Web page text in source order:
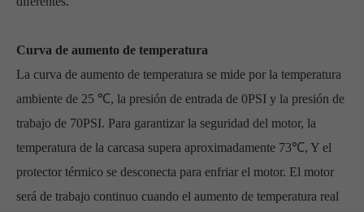
Curva de aumento de temperatura
La curva de aumento de temperatura se mide por la temperatura
ambiente de 25 ℃, la presión de entrada de 0PSI y la presión de
trabajo de 70PSI. Para garantizar la seguridad del motor, la
temperatura de la carcasa supera aproximadamente 73℃, Y el
protector térmico se desconecta para enfriar el motor. El motor
será de trabajo continuo cuando el aumento de temperatura real